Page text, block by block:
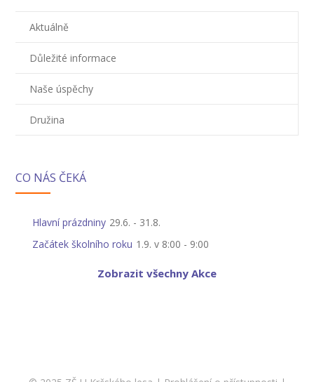
-- Objednávky a odhlašování obědů
Aktuálně
Důležité informace
Naše úspěchy
Družina
CO NÁS ČEKÁ
Hlavní prázdniny 29.6. - 31.8.
Začátek školního roku 1.9. v 8:00 - 9:00
Zobrazit všechny Akce